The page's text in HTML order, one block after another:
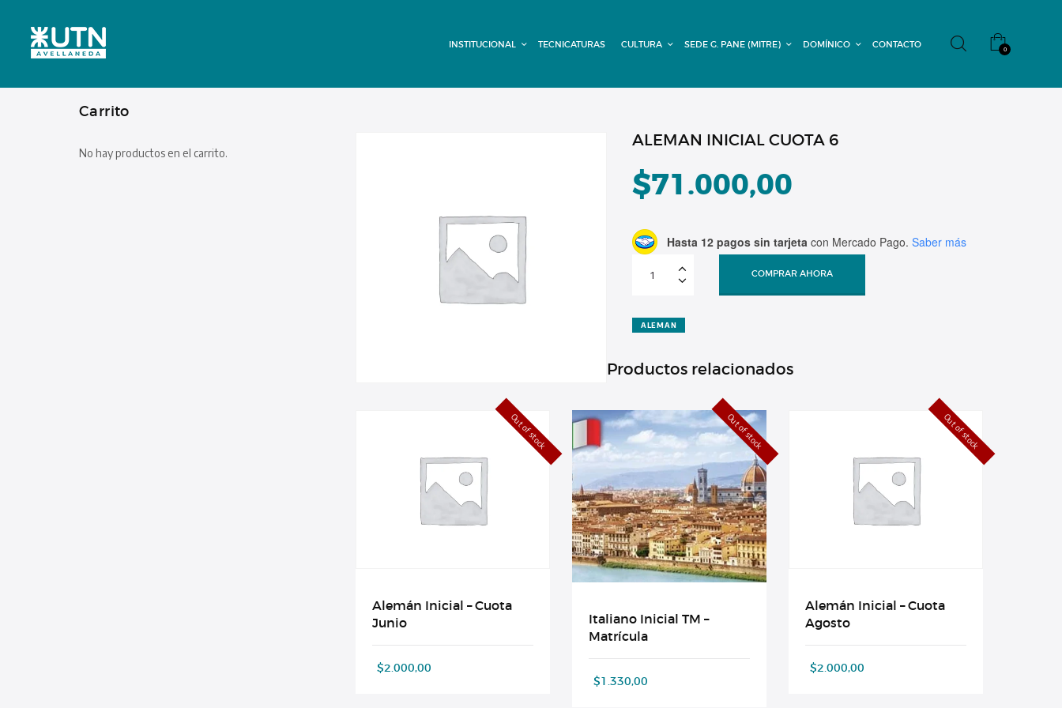
INSTITUCIONAL TECNICATURAS CULTURA SEDE G. PANE (MITRE) DOMÍNICO CONTACTO 0
DOMÍNICO
CONTACTO
ALEMAN INICIAL CUOTA 6
$71.000,00
Hasta 12 pagos sin tarjeta con Mercado Pago. Saber más
INICIAL
CUOTA
COMPRAR AHORA
ALEMAN
Productos relacionados
Out of stock
Alemán Inicial – Cuota
Junio
$2.000,00
Out of stock
Italiano Inicial TM –
Matrícula
$1.330,00
Out of stock
Alemán Inicial – Cuota
Agosto
$2.000,00
Carrito
No hay productos en el carrito.